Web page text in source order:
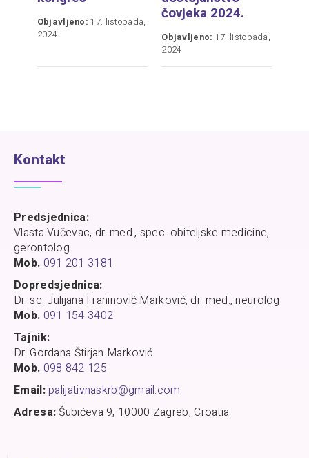
Objavljeno: 17. listopada,
2024
čovjeka 2024.
Objavljeno: 17. listopada,
2024
Kontakt
Predsjednica:
Vlasta Vučevac, dr. med., spec. obiteljske medicine,
gerontolog
Mob. 091 201 3181
Dopredsjednica:
Dr. sc. Julijana Franinović Marković, dr. med., neurolog
Mob. 091 154 3402
Tajnik:
Dr. Gordana Štirjan Marković
Mob. 098 842 125
Email:palijativnaskrb@gmail.com
Adresa:Šubićeva 9, 10000 Zagreb, Croatia